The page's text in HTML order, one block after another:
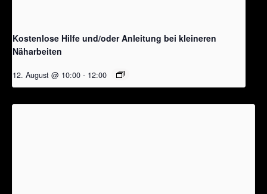
Kostenlose Hilfe und/oder Anleitung bei kleineren
Näharbeiten
12. August @ 10:00 - 12:00